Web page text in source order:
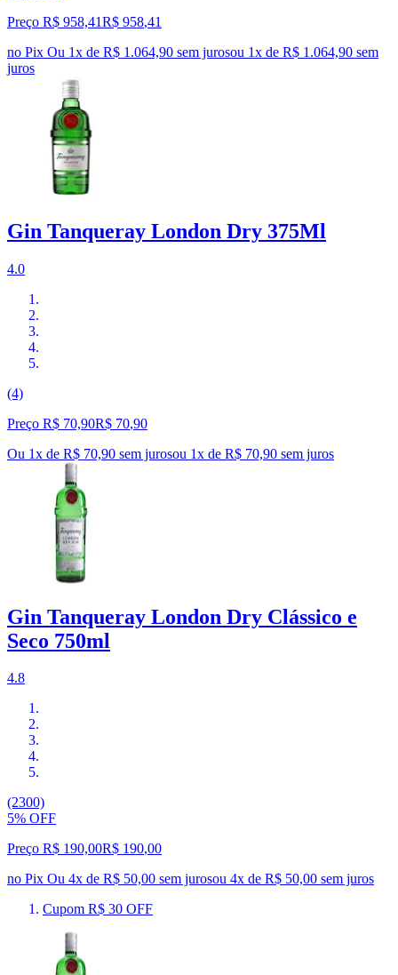
Preço R$ 958,41R$ 958,41
no Pix Ou 1x de R$ 1.064,90 sem jurosou 1x de R$ 1.064,90 sem
juros
Gin Tanqueray London Dry 375Ml
4.0
(4)
Preço R$ 70,90R$ 70,90
Ou 1x de R$ 70,90 sem jurosou 1x de R$ 70,90 sem juros
Gin Tanqueray London Dry Clássico e
Seco 750ml
4.8
(2300)
5% OFF
Preço R$ 190,00R$ 190,00
no Pix Ou 4x de R$ 50,00 sem jurosou 4x de R$ 50,00 sem juros
Cupom R$ 30 OFF